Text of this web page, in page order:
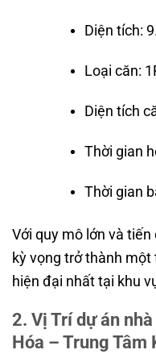
Diện tích:
Loại căn:
Diện tích
Thời gian
Thời gian
Với quy mô lớn và
kỳ vọng trở thành một
hiện đại nhất tại khu
2. Vị Trí dự án
Hóa – Trung Tâm